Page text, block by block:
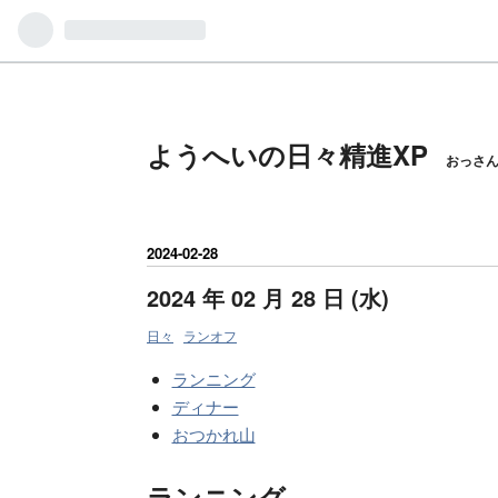
ようへいの日々精進XP おっさ
2024-02-28
2024 年 02 月 28 日 (水)
日々 ランオフ
ランニング
ディナー
おつかれ山